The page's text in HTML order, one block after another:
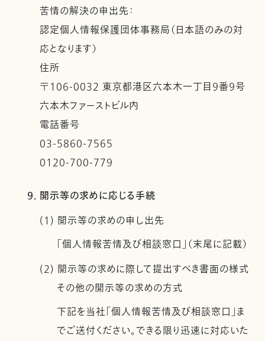
苦情の解決の申出先：
認定個人情報保護団体事務局（日本語のみの対
応となります）
住所
〒106-0032 東京都港区六本木一丁目９番９号
六本木ファーストビル内
電話番号
03-5860-7565
0120-700-779
9. 開示等の求めに応じる手続
(1) 開示等の求めの申し出先
「個人情報苦情及び相談窓口」（末尾に記載）
(2) 開示等の求めに際して提出すべき書面の様式
その他の開示等の求めの方式
下記を当社「個人情報苦情及び相談窓口」ま
でご送付ください。できる限り迅速に対応いた